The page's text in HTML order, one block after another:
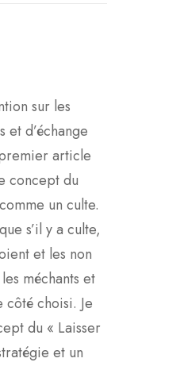
sur les
et d’échange
article
concept du
un culte.
s’il y a culte,
et les non
méchants et
côté choisi. Je
du « Laisser
et un